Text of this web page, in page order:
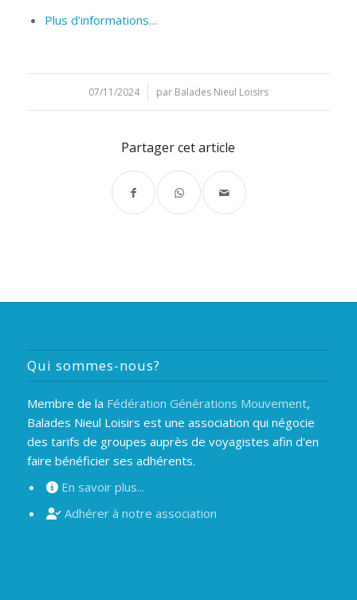
Plus d’informations…
07/11/2024
/ par Balades Nieul Loisirs
Partager cet article
Qui sommes-nous?
Membre de la Fédération Générations Mouvement,
Balades Nieul Loisirs est une association qui négocie
des tarifs de groupes auprès de voyagistes afin d'en
faire bénéficier ses adhérents.
En savoir plus...
Adhérer à notre association